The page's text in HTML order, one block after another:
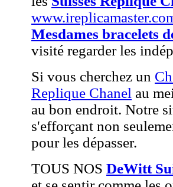
Mesdames bracelets
visité regarder les
Si vous cherchez un
Replique Chanel au
au bon endroit. Notre
s'efforçant non
pour les dépasser.
TOUS NOS DeWitt